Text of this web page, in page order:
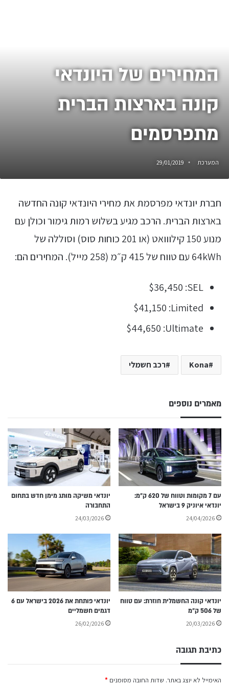
המחירים של היונדאי
קונה בארצות הברית
מתפרסמים
המערכת 29/01/2019
חברת יונדאי מפרסמת את מחירי היונדאי קונה החדשה
בארצות הברית. הרכב מגיע בשלוש רמות גימור וכולן עם
מנוע 150 קילווואט (או 201 כוחות סוס) וסוללה של
64kWh עם טווח של 415 ק״מ (258 מייל). המחירים הם:
SEL:‏ $36,450
Limited:‏ $41,150
Ultimate:‏ $44,650
Kona רכב חשמלי
מאמרים נוספים
עם 7 מקומות וטווח של 620 ק״מ:
יונדאי איוניק 9 בישראל
24/04/2026
יונדאי משיקה מותג מימן חדש בתחום
התחבורה
24/03/2026
יונדאי קונה החשמלית חוזרת: עם טווח
של 506 ק״מ
20/03/2026
יונדאי פותחת את 2026 בישראל עם 6
דגמים חשמליים
26/02/2026
כתיבת תגובה
האימייל לא יוצג באתר. שדות החובה מסומנים *